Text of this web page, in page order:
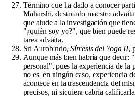
Término que ha dado a conocer
Maharshi, destacado maestro
que alude a la investigación que
"¿quién soy yo?", que bien puede
tarea advaita.
Sri Aurobindo, Síntesis del Yoga II,
Aunque más bien habría que decir:
personal", pues la experiencia de la
no es, en ningún caso, experiencia
acontece en la trascendencia del
precisos, ni siquiera cabría